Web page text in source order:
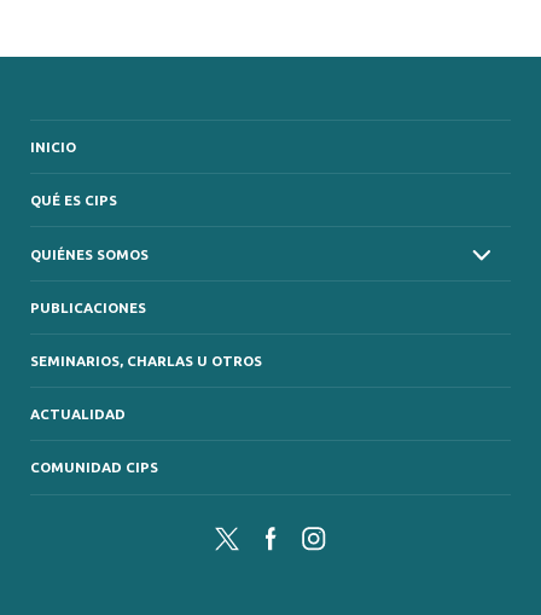
INICIO
QUÉ ES CIPS
QUIÉNES SOMOS
PUBLICACIONES
SEMINARIOS, CHARLAS U OTROS
ACTUALIDAD
COMUNIDAD CIPS
Twitter FacebookInstagram